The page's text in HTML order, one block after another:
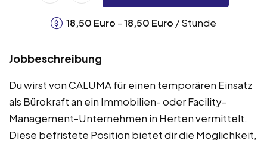
18,50 Euro -18,50 Euro / Stunde
Jobbeschreibung
Du wirst von CALUMA für einen temporären Einsatz
als Bürokraft an ein Immobilien- oder Facility-
Management-Unternehmen in Herten vermittelt.
Diese befristete Position bietet dir die Möglichkeit,